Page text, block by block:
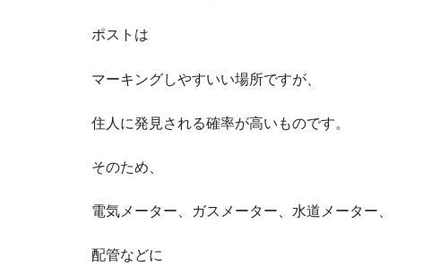
ポストは
マーキングしやすいい場所ですが、
住人に発見される確率が高いものです。
そのため、
電気メーター、ガスメーター、水道メーター、
配管などに